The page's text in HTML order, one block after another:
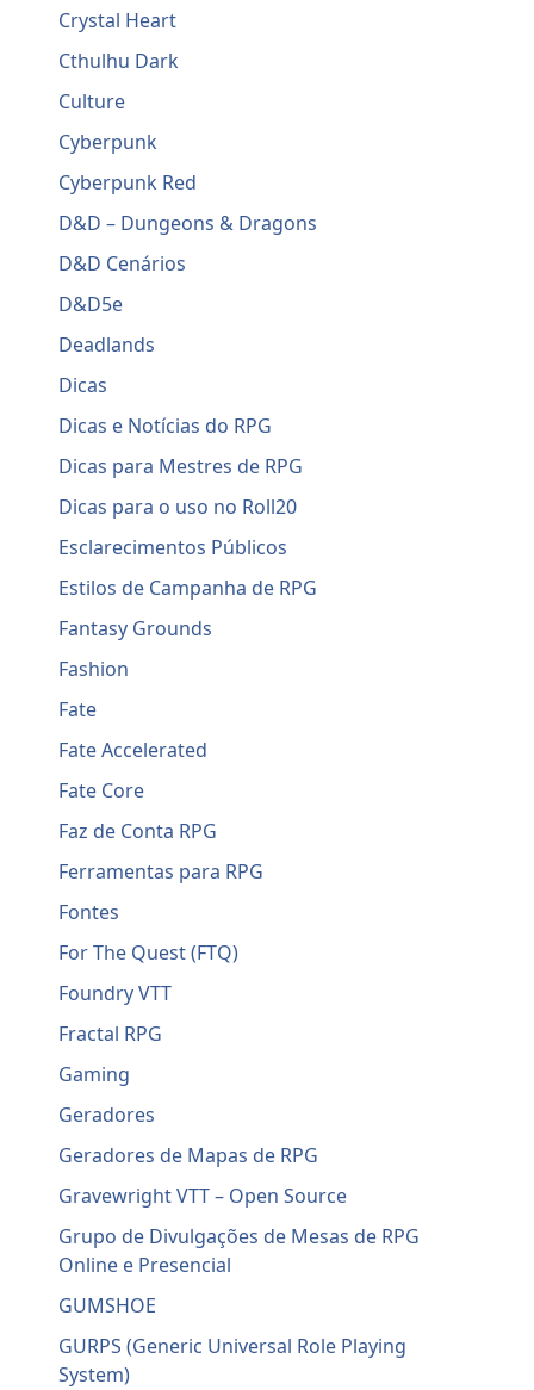
Crystal Heart
Cthulhu Dark
Culture
Cyberpunk
Cyberpunk Red
D&D – Dungeons & Dragons
D&D Cenários
D&D5e
Deadlands
Dicas
Dicas e Notícias do RPG
Dicas para Mestres de RPG
Dicas para o uso no Roll20
Esclarecimentos Públicos
Estilos de Campanha de RPG
Fantasy Grounds
Fashion
Fate
Fate Accelerated
Fate Core
Faz de Conta RPG
Ferramentas para RPG
Fontes
For The Quest (FTQ)
Foundry VTT
Fractal RPG
Gaming
Geradores
Geradores de Mapas de RPG
Gravewright VTT – Open Source
Grupo de Divulgações de Mesas de RPG
Online e Presencial
GUMSHOE
GURPS (Generic Universal Role Playing
System)